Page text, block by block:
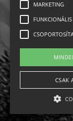
MARKETING
FUNKCIONÁLIS
CSAK